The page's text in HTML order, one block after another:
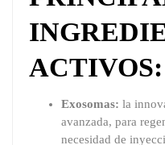
ACTIVOS:
Exosomas: la
avanzada, para
necesidad de